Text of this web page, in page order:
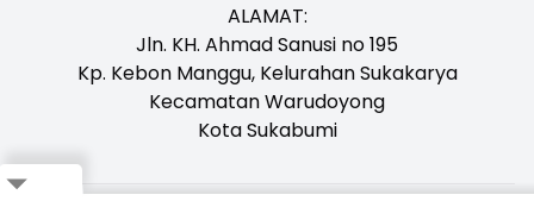
ALAMAT:
Jln. KH. Ahmad Sanusi no 195
Kp. Kebon Manggu, Kelurahan Sukakarya
Kecamatan Warudoyong
Kota Sukabumi